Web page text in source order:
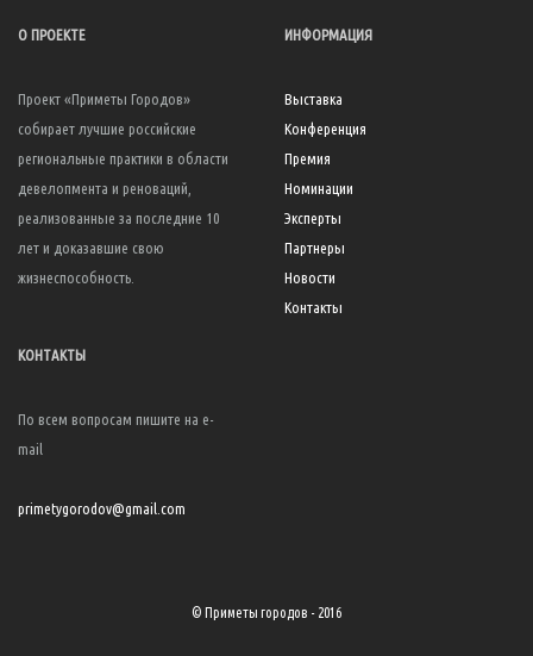
О ПРОЕКТЕ
Проект «Приметы Городов»
собирает лучшие российские
региональные практики в области
девелопмента и реноваций,
реализованные за последние 10
лет и доказавшие свою
жизнеспособность.
ИНФОРМАЦИЯ
Выставка
Конференция
Премия
Номинации
Эксперты
Партнеры
Новости
Контакты
КОНТАКТЫ
По всем вопросам пишите на e-
mail
primetygorodov@gmail.com
© Приметы городов - 2016